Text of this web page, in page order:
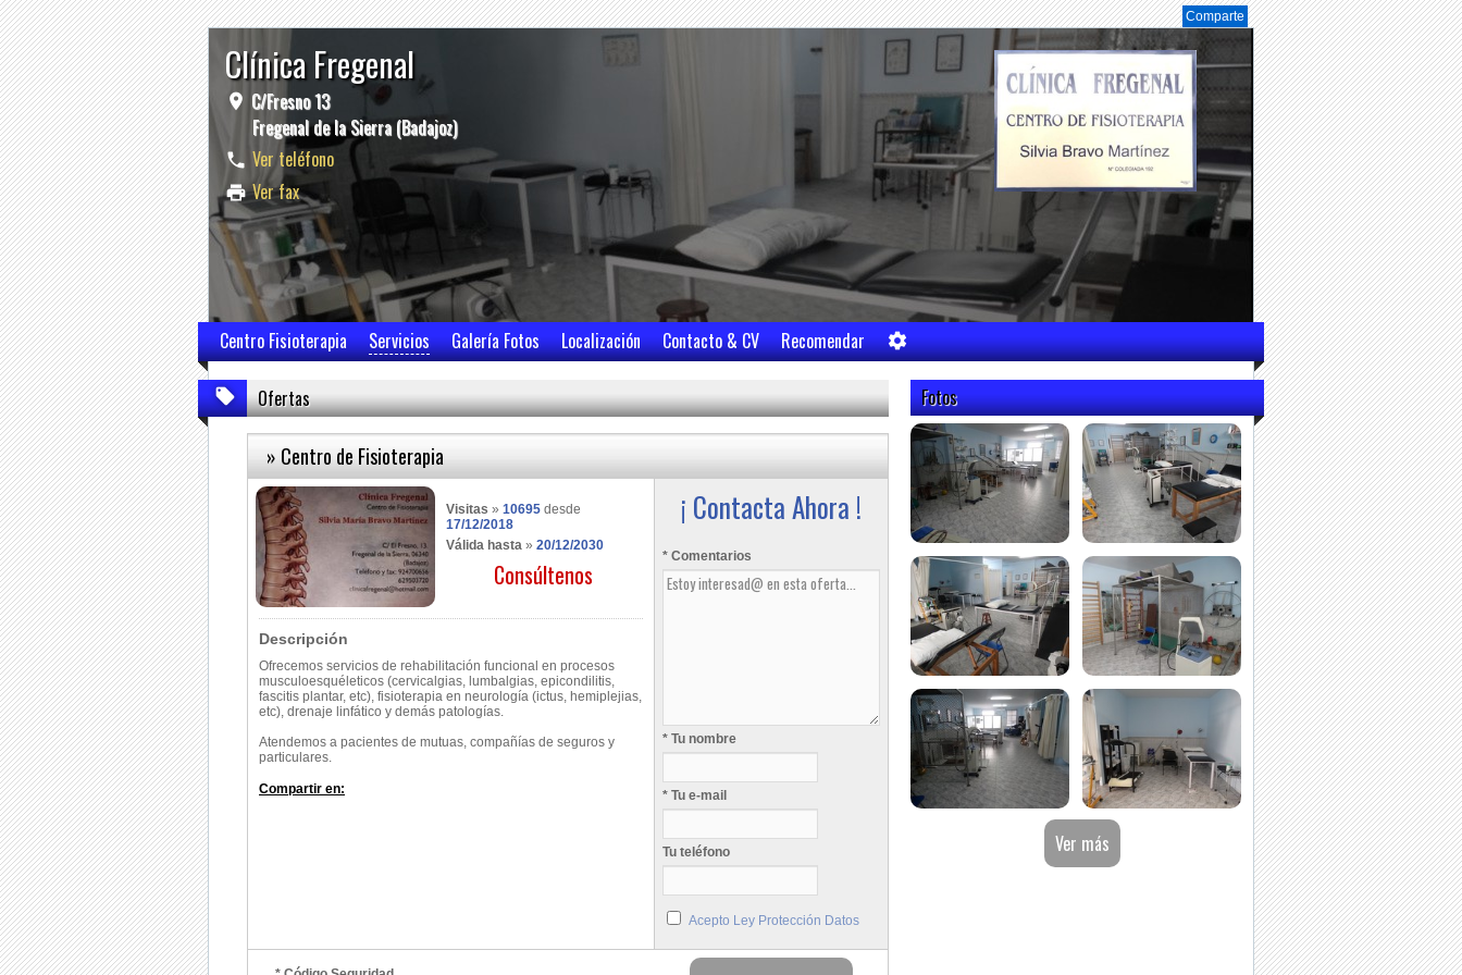
Comparte
Clínica Fregenal
C/Fresno 13
Fregenal de la Sierra (Badajoz)
Ver teléfono
Ver fax
Centro Fisioterapia Servicios Galería Fotos Localización Contacto & CV Recomendar
Ofertas
» Centro de Fisioterapia
Visitas » 10695 desde
17/12/2018
Válida hasta » 20/12/2030
Consúltenos
Descripción
Ofrecemos servicios de rehabilitación funcional en procesos
musculoesquéleticos (cervicalgias, lumbalgias, epicondilitis,
fascitis plantar, etc), fisioterapia en neurología (ictus, hemiplejias,
etc), drenaje linfático y demás patologías.
Atendemos a pacientes de mutuas, compañías de seguros y
particulares.
Compartir en:
¡ Contacta Ahora !
* Comentarios
* Tu nombre
* Tu e-mail
Tu teléfono
Acepto Ley Protección Datos
Fotos